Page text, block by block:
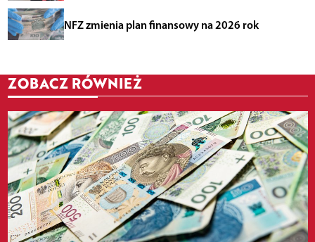
NFZ zmienia plan finansowy na 2026 rok
ZOBACZ RÓWNIEŻ